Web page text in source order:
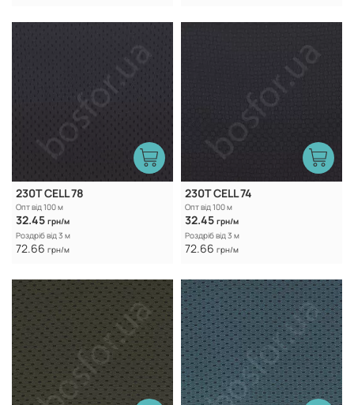
230T CELL 78
Опт від 100 м
32.45 грн/м
Роздріб від 3 м
72.66 грн/м
230T CELL 74
Опт від 100 м
32.45 грн/м
Роздріб від 3 м
72.66 грн/м